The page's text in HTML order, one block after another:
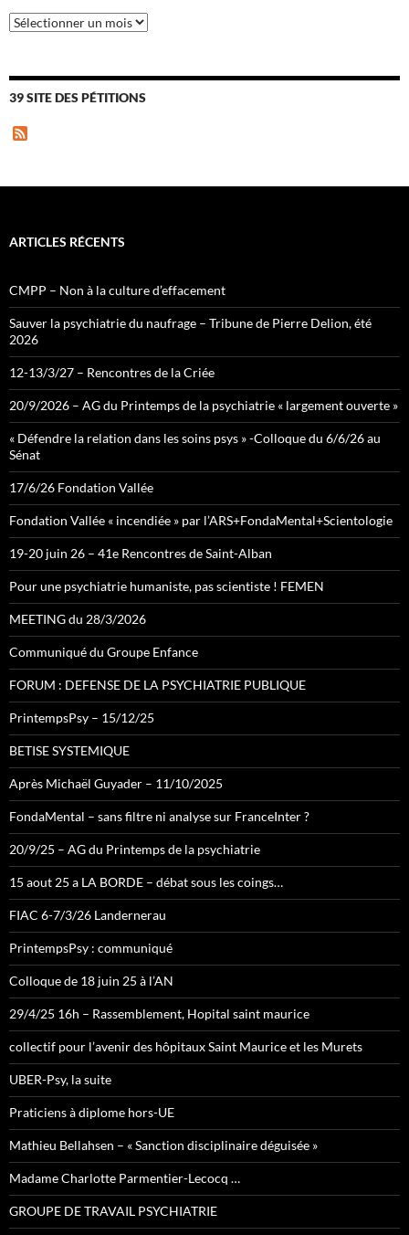
Archives
39 SITE DES PÉTITIONS
ARTICLES RÉCENTS
CMPP – Non à la culture d’effacement
Sauver la psychiatrie du naufrage – Tribune de Pierre Delion, été
2026
12-13/3/27 – Rencontres de la Criée
20/9/2026 – AG du Printemps de la psychiatrie « largement ouverte »
« Défendre la relation dans les soins psys » -Colloque du 6/6/26 au
Sénat
17/6/26 Fondation Vallée
Fondation Vallée « incendiée » par l’ARS+FondaMental+Scientologie
19-20 juin 26 – 41e Rencontres de Saint-Alban
Pour une psychiatrie humaniste, pas scientiste ! FEMEN
MEETING du 28/3/2026
Communiqué du Groupe Enfance
FORUM : DEFENSE DE LA PSYCHIATRIE PUBLIQUE
PrintempsPsy – 15/12/25
BETISE SYSTEMIQUE
Après Michaël Guyader – 11/10/2025
FondaMental – sans filtre ni analyse sur FranceInter ?
20/9/25 – AG du Printemps de la psychiatrie
15 aout 25 a LA BORDE – débat sous les coings…
FIAC 6-7/3/26 Landernerau
PrintempsPsy : communiqué
Colloque de 18 juin 25 à l’AN
29/4/25 16h – Rassemblement, Hopital saint maurice
collectif pour l’avenir des hôpitaux Saint Maurice et les Murets
UBER-Psy, la suite
Praticiens à diplome hors-UE
Mathieu Bellahsen – « Sanction disciplinaire déguisée »
Madame Charlotte Parmentier-Lecocq …
GROUPE DE TRAVAIL PSYCHIATRIE